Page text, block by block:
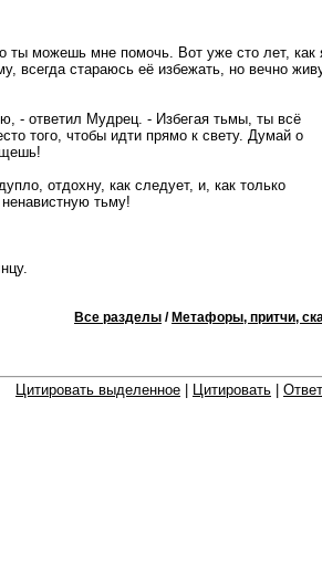
ты можешь мне помочь. Вот уже сто лет, как
всегда стараюсь её избежать, но вечно
- ответил Мудрец. - Избегая тьмы, ты всё
того, чтобы идти прямо к свету. Думай о
отдохну, как следует, и, как только
тьму!
Все разделы / Метафоры, притчи,
Цитировать выделенное Цитировать